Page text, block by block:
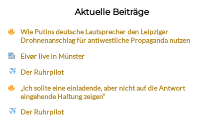
Aktuelle Beiträge
Wie Putins deutsche Lautsprecher den Leipziger
Drohnenanschlag für antiwestliche Propaganda nutzen
Eivør live in Münster
Der Ruhrpilot
„Ich sollte eine einladende, aber nicht auf die Antwort
eingehende Haltung zeigen“
Der Ruhrpilot